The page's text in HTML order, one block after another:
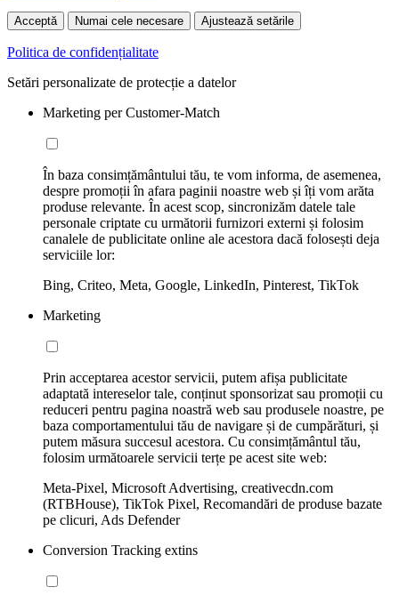
Acceptă Numai cele necesare Ajustează setările
Politica de confidențialitate
Setări personalizate de protecție a datelor
Marketing per Customer-Match
În baza consimțământului tău, te vom informa, de asemenea,
despre promoții în afara paginii noastre web și îți vom arăta
produse relevante. În acest scop, sincronizăm datele tale
personale criptate cu următorii furnizori externi și folosim
canalele de publicitate online ale acestora dacă folosești deja
serviciile lor:
Bing, Criteo, Meta, Google, LinkedIn, Pinterest, TikTok
Marketing
Prin acceptarea acestor servicii, putem afișa publicitate
adaptată intereselor tale, conținut sponsorizat sau promoții cu
reduceri pentru pagina noastră web sau produsele noastre, pe
baza comportamentului tău de navigare și de cumpărături, și
putem măsura succesul acestora. Cu consimțământul tău,
folosim următoarele servicii terțe pe acest site web:
Meta-Pixel, Microsoft Advertising, creativecdn.com
(RTBHouse), TikTok Pixel, Recomandări de produse bazate
pe clicuri, Ads Defender
Conversion Tracking extins